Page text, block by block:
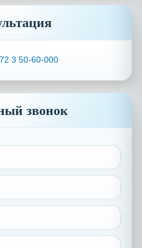
3 50-60-000
звонок